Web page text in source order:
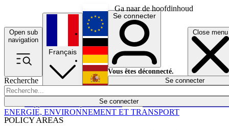
Ga naar de hoofdinhoud
Open sub
navigation
Close menu
Recherche
Se connecter
POLICY AREAS
Économie
Français
English
Deutsch
Español
Se connecter
Vous êtes déconnecté.
Se connecter
ENERGIE, ENVIRONNEMENT ET TRANSPORT